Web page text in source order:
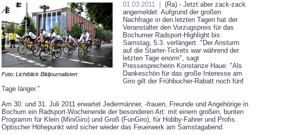
Foto: Lichtblick Bildjournalisten
01.03.2011 |
(Ra) - Jetzt aber zack-zack
angemeldet: Aufgrund der großen
Nachfrage in den letzten Tagen hat der
Veranstalter den Vorzugspreis für das
Bochumer Radsport-Highlight bis
Samstag, 5.3. verlängert. "Der Ansturm
auf die Starter-Tickets war während der
letzten Tage enorm", sagt
Pressesprecherin Konstanze Haue: "Als
Dankeschön für das große Interesse am
Giro gilt der Frühbucher-Rabatt noch fünf
Tage länger."
Am 30. und 31. Juli 2011 erwartet Jedermänner, -frauen, Freunde und Angehörige in
Bochum ein Radsport-Wochenende der besonderen Art: mit einem großen, bunten
Programm für Klein (MiniGiro) und Groß (FunGiro), für Hobby-Fahrer und Profis.
Optischer Höhepunkt wird sicher wieder das Feuerwerk am Samstagabend.